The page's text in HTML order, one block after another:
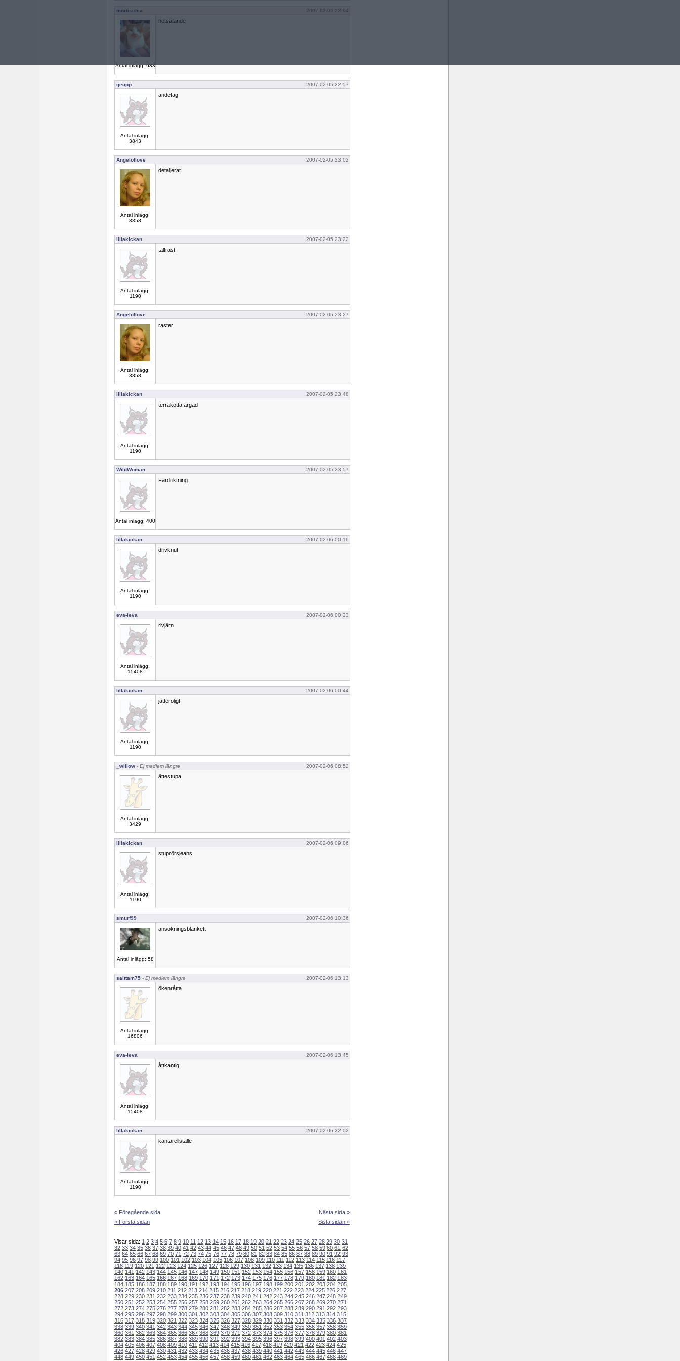
mortischia 2007-02-05 22:04
Antal inlägg: 633
hetsätande
geupp 2007-02-05 22:57
Antal inlägg:
3843
andetag
Angeloflove 2007-02-05 23:02
Antal inlägg:
3858
detaljerat
lillakickan 2007-02-05 23:22
Antal inlägg:
1190
taltrast
Angeloflove 2007-02-05 23:27
Antal inlägg:
3858
raster
lillakickan 2007-02-05 23:48
Antal inlägg:
1190
terrakottafärgad
WildWoman 2007-02-05 23:57
Antal inlägg: 400
Färdriktning
lillakickan 2007-02-06 00:16
Antal inlägg:
1190
drivknut
eva-leva 2007-02-06 00:23
Antal inlägg:
15408
rivjärn
lillakickan 2007-02-06 00:44
Antal inlägg:
1190
jätteroligt!
_willow - Ej medlem längre 2007-02-06 08:52
Antal inlägg:
3429
ättestupa
lillakickan 2007-02-06 09:06
Antal inlägg:
1190
stuprörsjeans
smurf99 2007-02-06 10:36
Antal inlägg: 58
ansökningsblankett
saittam75 - Ej medlem längre 2007-02-06 13:13
Antal inlägg:
16806
ökenråtta
eva-leva 2007-02-06 13:45
Antal inlägg:
15408
åttkantig
lillakickan 2007-02-06 22:02
Antal inlägg:
1190
kantarellställe
« Föregående sida
« Första sidan
Nästa sida »
Sista sidan »
Visar sida: 1 2 3 4 5 6 7 8 9 10 11 12 13 14 15 16 17 18 19 20 21 22 23 24 25 26 27 28 29 30 31
32 33 34 35 36 37 38 39 40 41 42 43 44 45 46 47 48 49 50 51 52 53 54 55 56 57 58 59 60 61 62
63 64 65 66 67 68 69 70 71 72 73 74 75 76 77 78 79 80 81 82 83 84 85 86 87 88 89 90 91 92 93
94 95 96 97 98 99 100 101 102 103 104 105 106 107 108 109 110 111 112 113 114 115 116 117
118 119 120 121 122 123 124 125 126 127 128 129 130 131 132 133 134 135 136 137 138 139
140 141 142 143 144 145 146 147 148 149 150 151 152 153 154 155 156 157 158 159 160 161
162 163 164 165 166 167 168 169 170 171 172 173 174 175 176 177 178 179 180 181 182 183
184 185 186 187 188 189 190 191 192 193 194 195 196 197 198 199 200 201 202 203 204 205
206 207 208 209 210 211 212 213 214 215 216 217 218 219 220 221 222 223 224 225 226 227
228 229 230 231 232 233 234 235 236 237 238 239 240 241 242 243 244 245 246 247 248 249
250 251 252 253 254 255 256 257 258 259 260 261 262 263 264 265 266 267 268 269 270 271
272 273 274 275 276 277 278 279 280 281 282 283 284 285 286 287 288 289 290 291 292 293
294 295 296 297 298 299 300 301 302 303 304 305 306 307 308 309 310 311 312 313 314 315
316 317 318 319 320 321 322 323 324 325 326 327 328 329 330 331 332 333 334 335 336 337
338 339 340 341 342 343 344 345 346 347 348 349 350 351 352 353 354 355 356 357 358 359
360 361 362 363 364 365 366 367 368 369 370 371 372 373 374 375 376 377 378 379 380 381
382 383 384 385 386 387 388 389 390 391 392 393 394 395 396 397 398 399 400 401 402 403
404 405 406 407 408 409 410 411 412 413 414 415 416 417 418 419 420 421 422 423 424 425
426 427 428 429 430 431 432 433 434 435 436 437 438 439 440 441 442 443 444 445 446 447
448 449 450 451 452 453 454 455 456 457 458 459 460 461 462 463 464 465 466 467 468 469